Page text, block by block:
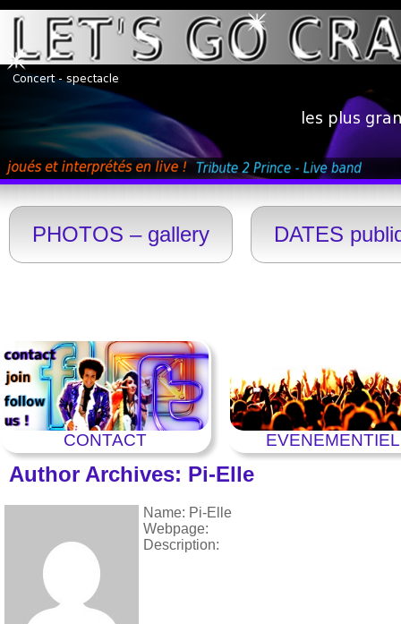
PHOTOS – gallery DATES
CONTACT EVENEMENTIEL
Author Archives: Pi-Elle
Name: Pi-Elle
Webpage:
Description: